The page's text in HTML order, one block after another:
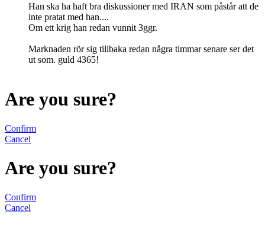
Han ska ha haft bra diskussioner med IRAN som påstår att de
inte pratat med han....
Om ett krig han redan vunnit 3ggr.
Marknaden rör sig tillbaka redan några timmar senare ser det
ut som. guld 4365!
Are you sure?
Confirm
Cancel
Are you sure?
Confirm
Cancel